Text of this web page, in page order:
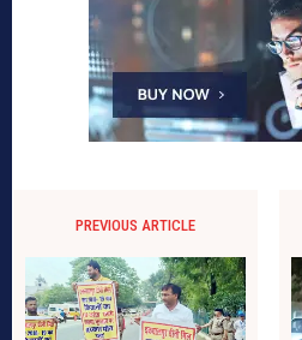
PREVIOUS ARTICLE